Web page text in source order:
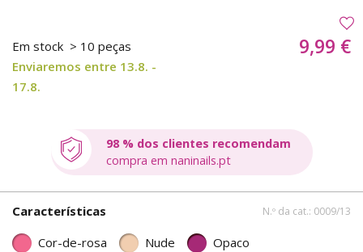
Em stock > 10 peças
Enviaremos entre 13.8. -
17.8.
9,99 €
98 % dos clientes recomendam
compra em naninails.pt
Características N.º da cat.: 0009/13
Cor-de-rosa Nude Opaco